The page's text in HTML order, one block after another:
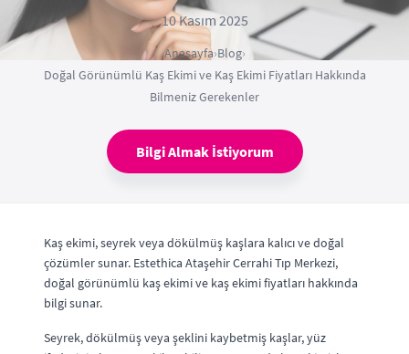
10 Kasım 2025
Anasayfa›Blog›
Doğal Görünümlü Kaş Ekimi ve Kaş Ekimi Fiyatları Hakkında
Bilmeniz Gerekenler
Bilgi Almak İstiyorum
Kaş ekimi, seyrek veya dökülmüş kaşlara kalıcı ve doğal
çözümler sunar. Estethica Ataşehir Cerrahi Tıp Merkezi,
doğal görünümlü kaş ekimi ve kaş ekimi fiyatları hakkında
bilgi sunar.
Seyrek, dökülmüş veya şeklini kaybetmiş kaşlar, yüz